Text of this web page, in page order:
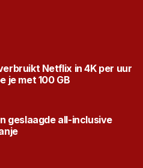
Netflix in 4K per uur
je met 100 GB
geslaagde all-inclusive